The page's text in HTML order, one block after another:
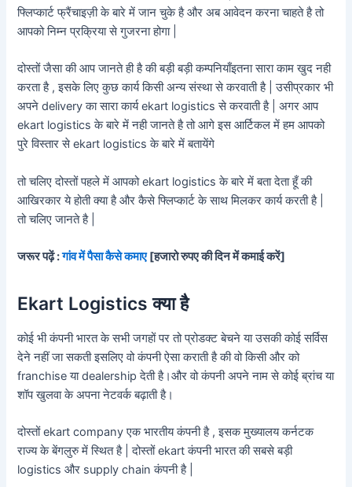
फ्लिप्कार्ट फ्रैंचाइज़ी के बारे में जान चुके है और अब आवेदन करना चाहते है तो
आपको निम्न प्रक्रिया से गुजरना होगा |
दोस्तों जैसा की आप जानते ही है की बड़ी बड़ी कम्पनियाँइतना सारा काम खुद नही
करता है , इसके लिए कुछ कार्य किसी अन्य संस्था से करवाती है | उसीप्रकार भी
अपने delivery का सारा कार्य ekart logistics से करवाती है | अगर आप
ekart logistics के बारे में नही जानते है तो आगे इस आर्टिकल में हम आपको
पुरे विस्तार से ekart logistics के बारे में बतायेंगे
तो चलिए दोस्तों पहले में आपको ekart logistics के बारे में बता देता हूँ की
आखिरकार ये होती क्या है और कैसे फ्लिप्कार्ट के साथ मिलकर कार्य करती है |
तो चलिए जानते है |
जरूर पढ़ें :गांव में पैसा कैसे कमाए[हजारो रुपए की दिन में कमाई करें]
Ekart Logistics क्या है
कोई भी कंपनी भारत के सभी जगहों पर तो प्रोडक्ट बेचने या उसकी कोई सर्विस
देने नहीं जा सकती इसलिए वो कंपनी ऐसा कराती है की वो किसी और को
franchise या dealership देती है।और वो कंपनी अपने नाम से कोई ब्रांच या
शॉप खुलवा के अपना नेटवर्क बढ़ाती है।
दोस्तों ekart company एक भारतीय कंपनी है , इसक मुख्यालय कर्नटक
राज्य के बेंगलुरु में स्थित है | दोस्तों ekart कंपनी भारत की सबसे बड़ी
logistics और supply chain कंपनी है |